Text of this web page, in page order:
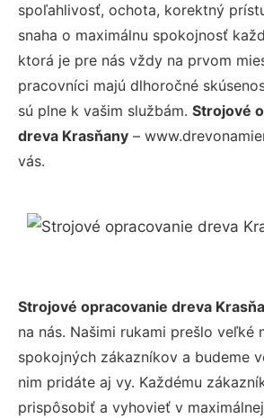
spoľahlivosť, ochota, korektný
snaha o maximálnu spokojnosť
ktorá je pre nás vždy na prvom
pracovníci majú dlhoročné
sú plne k vašim službám. Strojové
dreva Krasňany –
vás.
Strojové opracovanie dreva
na nás. Našimi rukami prešlo veľké
spokojných zákazníkov a budeme
nim pridáte aj vy. Každému
prispôsobiť a vyhovieť v